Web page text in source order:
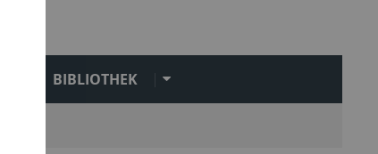
BIBLIOTHEK